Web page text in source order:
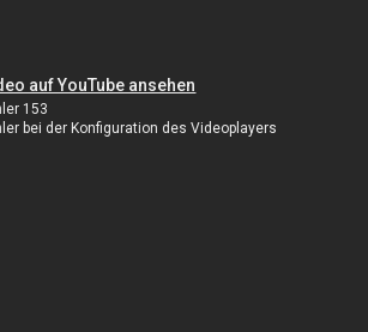
auf YouTube ansehen
153
bei der Konfiguration des Videoplayers